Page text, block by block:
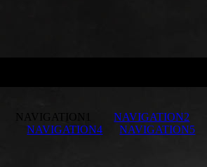
NAVIGATION1NAVIGATION2
NAVIGATION4
NAVIGATION5